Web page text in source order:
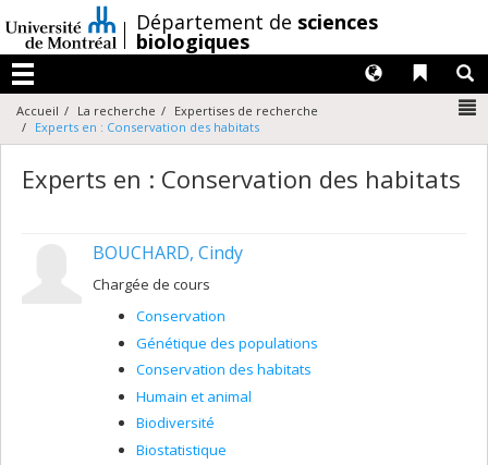
au
contenu
/Département de sciences
biologiques
Menu
Liens
Langues
Accueil La recherche
Expertises de recherche
Experts en : Conservation des habitats
Experts en : Conservation des habitats
BOUCHARD, Cindy
Chargée de cours
Conservation
Génétique des populations
Conservation des habitats
Humain et animal
Biodiversité
Biostatistique